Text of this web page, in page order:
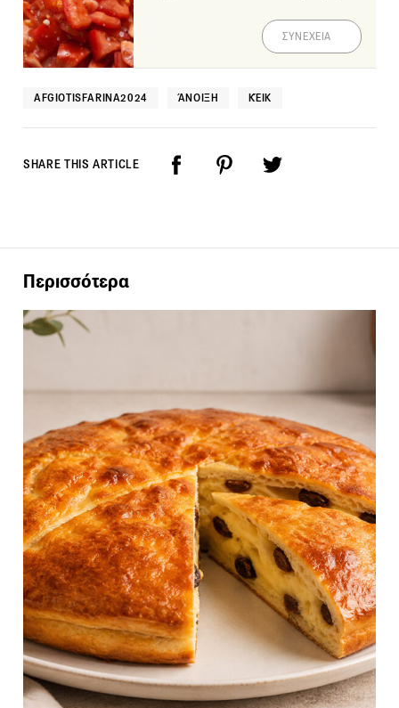
ΣΥΝΕΧΕΙΑ
AFGIOTISFARINA2024 ΆΝΟΙΞΗ ΚΈΙΚ
SHARE THIS ARTICLE
Περισσότερα